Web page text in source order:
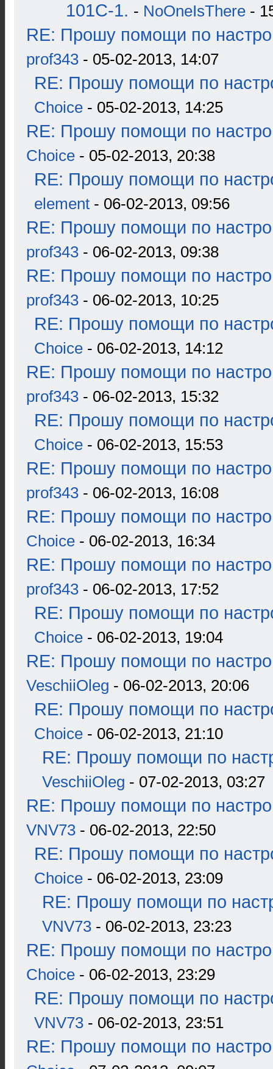
101С-1. - NoOneIsThere -
RE: Прошу помощи по
prof343 - 05-02-2013, 14:07
RE: Прошу помощи по
Choice - 05-02-2013, 14:25
RE: Прошу помощи по
Choice - 05-02-2013, 20:38
RE: Прошу помощи по
element - 06-02-2013, 09:56
RE: Прошу помощи по
prof343 - 06-02-2013, 09:38
RE: Прошу помощи по
prof343 - 06-02-2013, 10:25
RE: Прошу помощи по
Choice - 06-02-2013, 14:12
RE: Прошу помощи по
prof343 - 06-02-2013, 15:32
RE: Прошу помощи по
Choice - 06-02-2013, 15:53
RE: Прошу помощи по
prof343 - 06-02-2013, 16:08
RE: Прошу помощи по
Choice - 06-02-2013, 16:34
RE: Прошу помощи по
prof343 - 06-02-2013, 17:52
RE: Прошу помощи по
Choice - 06-02-2013, 19:04
RE: Прошу помощи по
VeschiiOleg - 06-02-2013, 20:06
RE: Прошу помощи по
Choice - 06-02-2013, 21:10
RE: Прошу помощи по
VeschiiOleg - 07-02-2013, 03:27
RE: Прошу помощи по
VNV73 - 06-02-2013, 22:50
RE: Прошу помощи по
Choice - 06-02-2013, 23:09
RE: Прошу помощи по
VNV73 - 06-02-2013, 23:23
RE: Прошу помощи по
Choice - 06-02-2013, 23:29
RE: Прошу помощи по
VNV73 - 06-02-2013, 23:51
RE: Прошу помощи по